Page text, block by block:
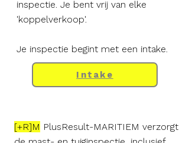
inspectie. Je bent vrij van elke
'koppelverkoop'.
Je inspectie begint met een intake.
Intake
[+R]M PlusResult-MARITIEM verzorgt